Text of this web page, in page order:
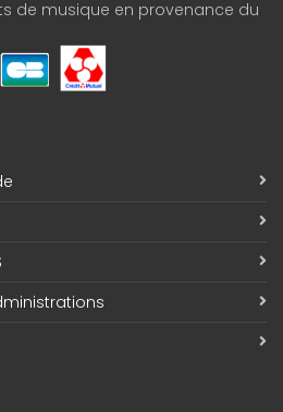
de musique en provenance du